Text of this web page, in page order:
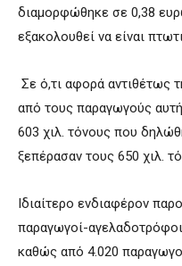
διαμορφώθηκε σε 0,38
εξακολουθεί να είναι
Σε ό,τι αφορά αντιθέτως
από τους παραγωγούς
603 χιλ. τόνους που
ξεπέρασαν τους 650 χιλ.
Ιδιαίτερο ενδιαφέρον
παραγωγοί-
καθώς από 4.020